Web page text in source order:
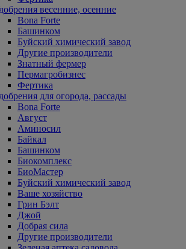
весенние, осенние
Bona Forte
Башинком
Буйский химический завод
Другие производители
Знатный фермер
Пермагробизнес
Фертика
для огорода, рассады
Bona Forte
Август
Аминосил
Байкал
Башинком
Биокомплекс
БиоМастер
Буйский химический завод
Ваше хозяйство
Грин Бэлт
Джой
Добрая сила
Другие производители